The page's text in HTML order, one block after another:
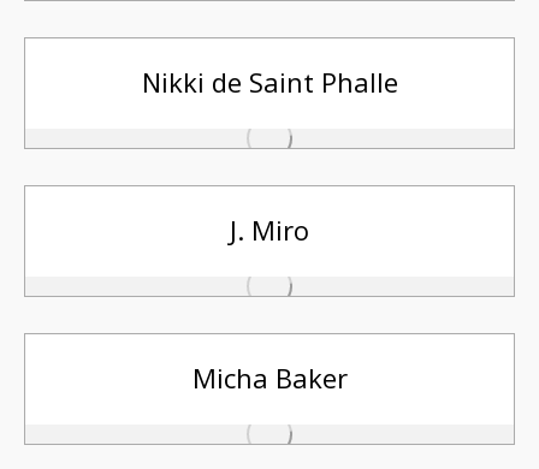
Nikki de Saint Phalle
J. Miro
Micha Baker